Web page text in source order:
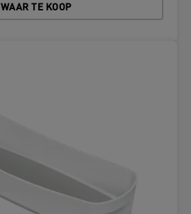
WAAR TE KOOP